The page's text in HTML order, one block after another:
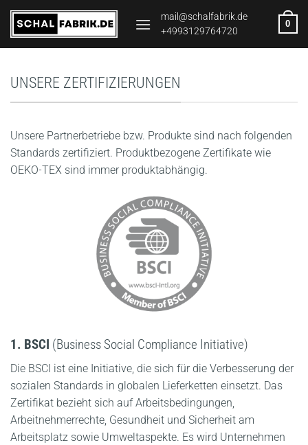
Zum
Inhalt
springen
mail@schalfabrik.de
+4993129764720
0
UNSERE ZERTIFIZIERUNGEN
Unsere Partnerbetriebe bzw. Produkte sind nach folgenden
Standards zertifiziert. Produktbezogene Zertifikate wie
OEKO-TEX sind immer produktabhängig.
1. BSCI (Business Social Compliance Initiative)
Die BSCI ist eine Initiative, die sich für die Verbesserung der
sozialen Standards in globalen Lieferketten einsetzt. Das
Zertifikat bezieht sich auf Arbeitsbedingungen,
Arbeitnehmerrechte, Gesundheit und Sicherheit am
Arbeitsplatz sowie Umweltaspekte. Es wird Unternehmen